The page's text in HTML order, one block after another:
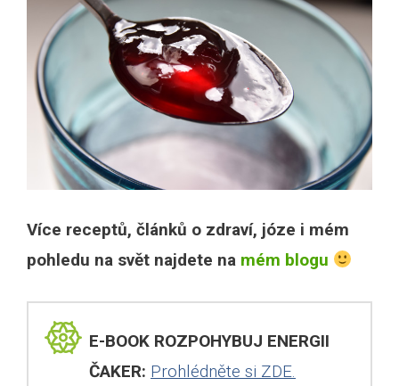
Více receptů, článků o zdraví, józe i mém
pohledu na svět najdete na mém blogu
E-BOOK ROZPOHYBUJ ENERGII
ČAKER: Prohlédněte si ZDE.